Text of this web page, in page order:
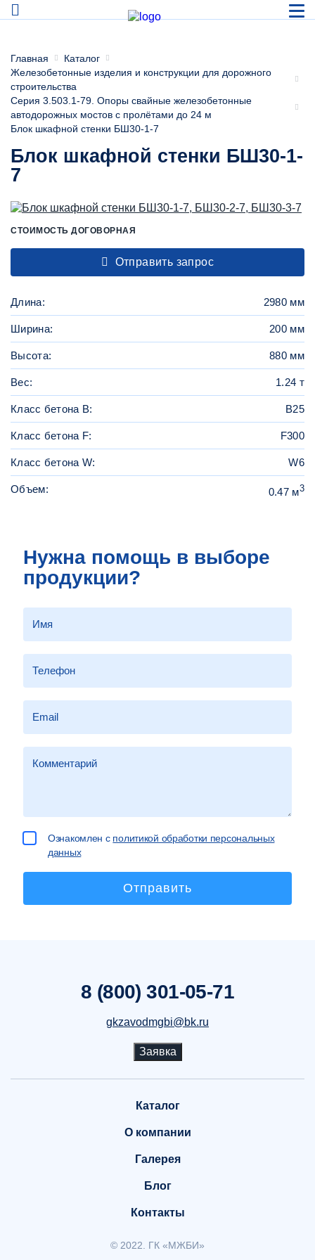
Главная
Каталог
Железобетонные изделия и конструкции для дорожного
строительства
Серия 3.503.1-79. Опоры свайные железобетонные
автодорожных мостов с пролётами до 24 м
Блок шкафной стенки БШ30-1-7
Блок шкафной стенки БШ30-1-
7
СТОИМОСТЬ ДОГОВОРНАЯ
Отправить запрос
Длина: 2980 мм
Ширина: 200 мм
Высота: 880 мм
Вес: 1.24 т
Класс бетона B: B25
Класс бетона F: F300
Класс бетона W: W6
Объем: 0.47 м3
Нужна помощь в выборе
продукции?
Ознакомлен с политикой обработки персональных
данных
8 (800) 301-05-71
gkzavodmgbi@bk.ru
Заявка
Каталог
О компании
Галерея
Блог
Контакты
© 2022. ГК «МЖБИ»